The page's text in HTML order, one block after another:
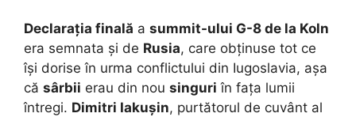
Declarația finală a summit-ului G-8 de la Koln
era semnata și de Rusia, care obținuse tot ce
își dorise în urma conflictului din Iugoslavia, așa
că sârbii erau din nou singuri în fața lumii
întregi. Dimitri Iakușin, purtătorul de cuvânt al